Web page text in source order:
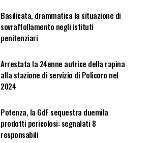
Basilicata, drammatica la situazione di
sovraffollamento negli istituti
penitenziari
Arrestata la 24enne autrice della rapina
alla stazione di servizio di Policoro nel
2024
Potenza, la GdF sequestra duemila
prodotti pericolosi: segnalati 8
responsabili